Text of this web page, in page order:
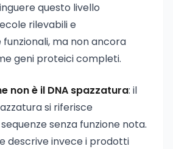
questo livello
rilevabili e
ma non ancora
geni proteici completi.
non è il DNA spazzatura: il
si riferisce
senza funzione nota.
descrive invece i prodotti